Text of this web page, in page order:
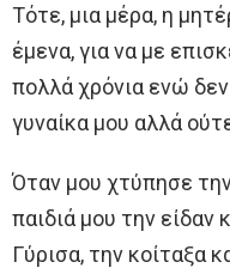
Τότε, μια μέρα, η
έμενα, για να με
πολλά χρόνια ενώ
γυναίκα μου αλλά
Όταν μου χτύπησε
παιδιά μου την είδαν
Γύρισα, την κοίταξα